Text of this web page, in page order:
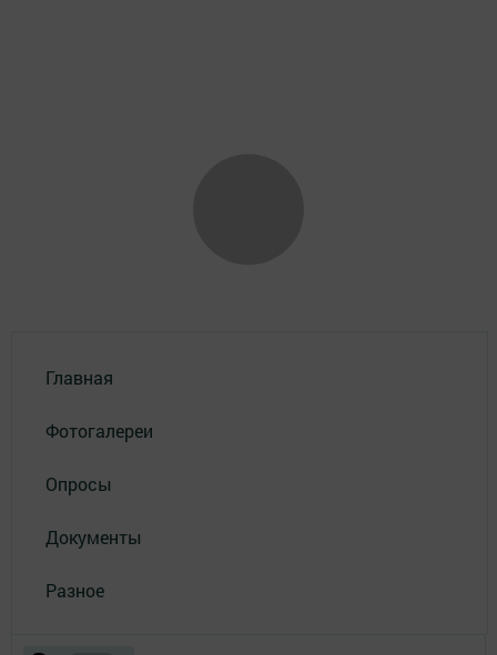
Главная
Фотогалереи
Опросы
Документы
Разное